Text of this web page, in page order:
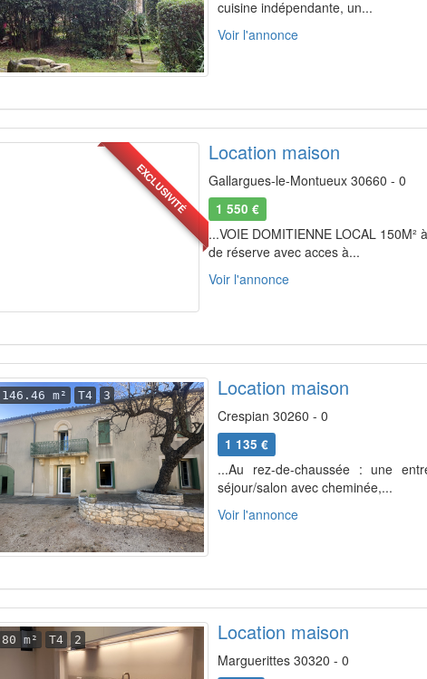
cuisine indépendante, un...
Voir l'annonce
EXCLUSIVITÉ
Location maison
Gallargues-le-Montueux 30660 - 0
1 550 €
...VOIE DOMITIENNE LOCAL
de réserve avec acces à...
Voir l'annonce
146.46 m² T4 3 Location maison
Crespian 30260 - 0
1 135 €
...Au rez-de-chaussée : une
séjour/salon avec cheminée,...
Voir l'annonce
80 m² T4 2 Location maison
Marguerittes 30320 - 0